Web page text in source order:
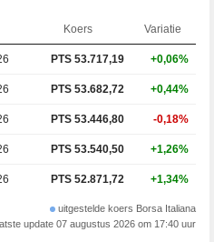
Koers Variatie
PTS 53.717,19 +0,06%
PTS 53.682,72 +0,44%
PTS 53.446,80 -0,18%
PTS 53.540,50 +1,26%
PTS 52.871,72 +1,34%
uitgestelde koers Borsa Italiana
update 07 augustus 2026 om 17:40 uur